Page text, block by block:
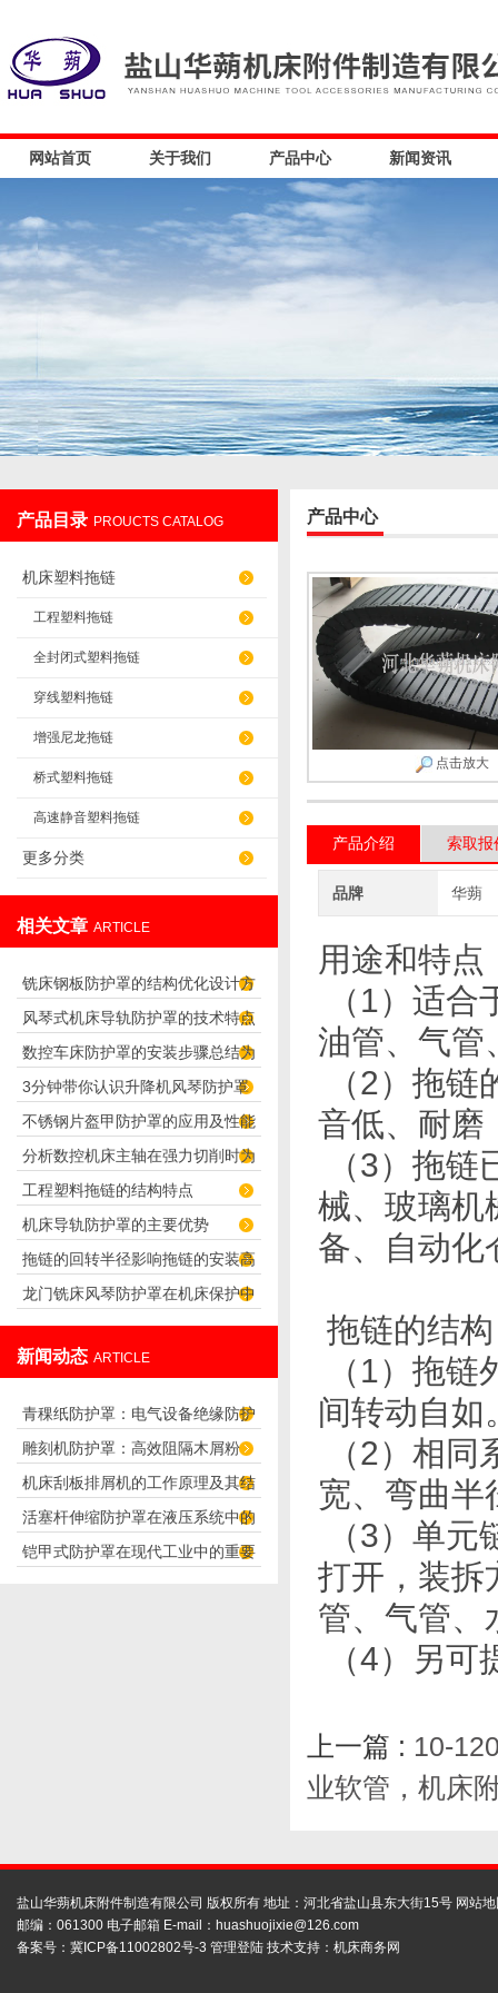
网站首页 关于我们 产品中心 新闻资讯
产品目录 PROUCTS CATALOG
机床塑料拖链
工程塑料拖链
全封闭式塑料拖链
穿线塑料拖链
增强尼龙拖链
桥式塑料拖链
高速静音塑料拖链
更多分类
相关文章 ARTICLE
铣床钢板防护罩的结构优化设计方
案
风琴式机床导轨防护罩的技术特点
数控车床防护罩的安装步骤总结为
六步骤，快来看看
3分钟带你认识升降机风琴防护罩
不锈钢片盔甲防护罩的应用及性能
特点
分析数控机床主轴在强力切削时为
何停转
工程塑料拖链的结构特点
机床导轨防护罩的主要优势
拖链的回转半径影响拖链的安装高
度
龙门铣床风琴防护罩在机床保护中
新闻动态 ARTICLE
青稞纸防护罩：电气设备绝缘防护
专用方案
雕刻机防护罩：高效阻隔木屑粉
尘，守护设备精度与安全
机床刮板排屑机的工作原理及其结
构分析
活塞杆伸缩防护罩在液压系统中的
应用
铠甲式防护罩在现代工业中的重要
产品中心
点击放大
产品介绍 索取报
品牌 华蒴
用途和特点
（1）适合
油管、气管
（2）拖链
音低、耐磨
（3）拖链
械、玻璃机
备、自动化
拖链的结构
（1）拖链
间转动自如
（2）相同
宽、弯曲半
（3）单元
打开，装拆
管、气管、
（4）另可
上一篇 : 10-
业软管，机床
盐山华蒴机床附件制造有限公司 版权所有 地址：河北省盐山县东大街15号 网站
邮编：061300 电子邮箱 E-mail： huashuojixie@126.com
备案号： 冀ICP备11002802号-3 管理登陆 技术支持： 机床商务网